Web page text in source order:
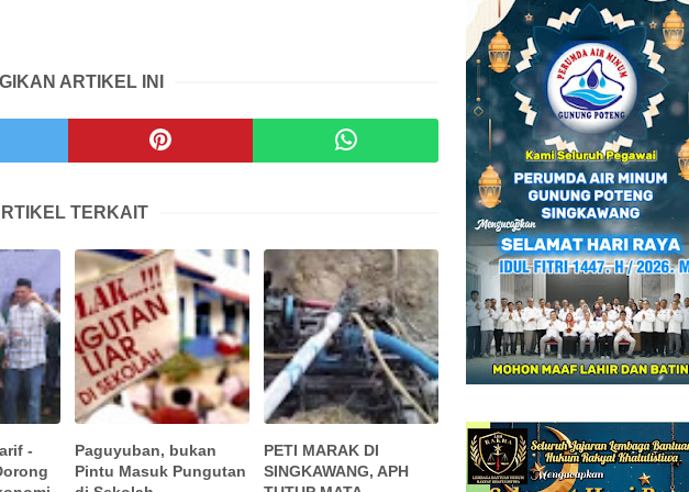
ARTIKEL INI
TERKAIT
-
Paguyuban, bukan
Pintu Masuk Pungutan
PETI MARAK DI
SINGKAWANG, APH